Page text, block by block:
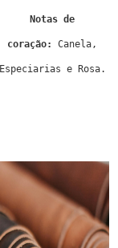
Notas de
coração: Canela,
Especiarias e Rosa.